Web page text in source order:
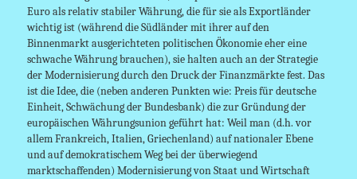
Euro als relativ stabiler Währung, die für sie als Exportländer
wichtig ist (während die Südländer mit ihrer auf den
Binnenmarkt ausgerichteten politischen Ökonomie eher eine
schwache Währung brauchen), sie halten auch an der Strategie
der Modernisierung durch den Druck der Finanzmärkte fest. Das
ist die Idee, die (neben anderen Punkten wie: Preis für deutsche
Einheit, Schwächung der Bundesbank) diezur Gründung der
europäischen Währungsunion geführt hat: Weil man (d.h. vor
allem Frankreich, Italien, Griechenland) auf nationaler Ebene
und auf demokratischem Weg bei der überwiegend
marktschaffenden) Modernisierung von Staat und Wirtschaft